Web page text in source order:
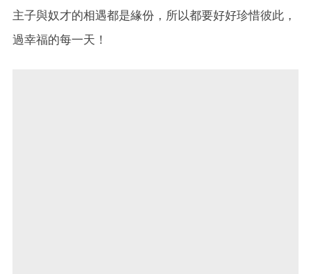
主子與奴才的相遇都是緣份，所以都要好好珍惜彼此，
過幸福的每一天！